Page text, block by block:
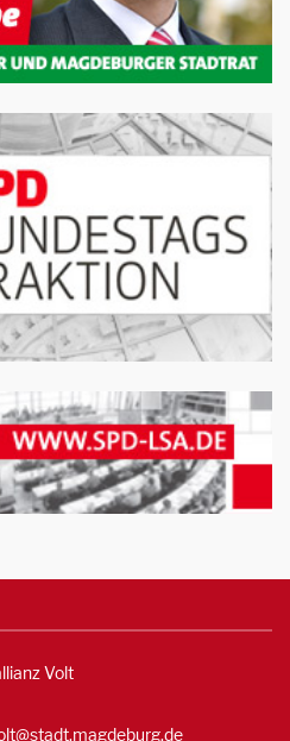
Volt